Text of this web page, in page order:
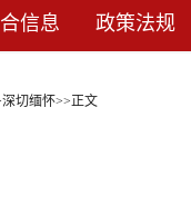
信息 政策法规
深切缅怀>>正文